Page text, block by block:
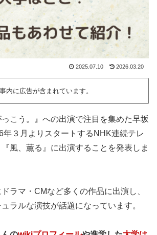
2025.07.10 2026.03.20
内に広告が含まれています。
っこう。』への出演で注目を集めた早坂
年３月よりスタートするNHK連続テレ
風、薫る』に出演することを発表しま
ラマ・CMなど多くの作品に出演し、
ラルな演技が話題になっています。